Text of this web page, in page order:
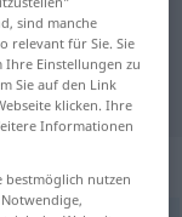
sind manche
relevant für Sie. Sie
Einstellungen zu
Sie auf den Link
klicken. Ihre
Informationen
bestmöglich nutzen